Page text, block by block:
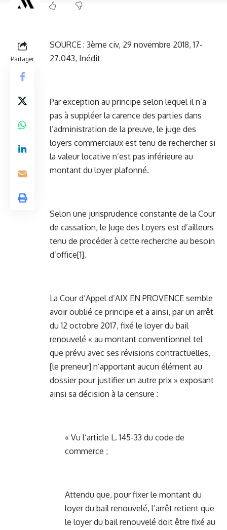
Partager
SOURCE : 3ème civ, 29 novembre 2018, 17-
27.043, Inédit
Par exception au principe selon lequel il n’a
pas à suppléer la carence des parties dans
l’administration de la preuve, le juge des
loyers commerciaux est tenu de rechercher si
la valeur locative n’est pas inférieure au
montant du loyer plafonné.
Selon une jurisprudence constante de la Cour
de cassation, le Juge des Loyers est d’ailleurs
tenu de procéder à cette recherche au besoin
d’office[1].
La Cour d’Appel d’AIX EN PROVENCE semble
avoir oublié ce principe et a ainsi, par un arrêt
du 12 octobre 2017, fixé le loyer du bail
renouvelé « au montant conventionnel tel
que prévu avec ses révisions contractuelles,
[le preneur] n’apportant aucun élément au
dossier pour justifier un autre prix » exposant
ainsi sa décision à la censure :
« Vu l’article L. 145-33 du code de
commerce ;
Attendu que, pour fixer le montant du
loyer du bail renouvelé, l’arrêt retient que
le loyer du bail renouvelé doit être fixé au